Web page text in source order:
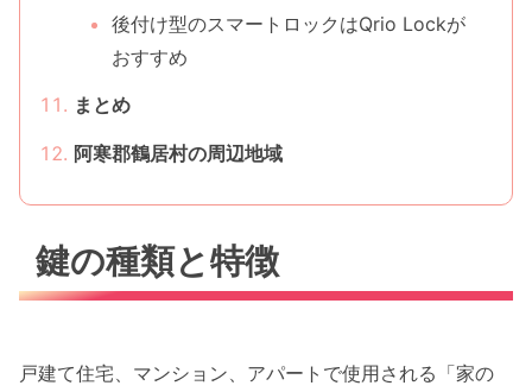
後付け型のスマートロックはQrio Lockが
おすすめ
まとめ
阿寒郡鶴居村の周辺地域
鍵の種類と特徴
戸建て住宅、マンション、アパートで使用される「家の